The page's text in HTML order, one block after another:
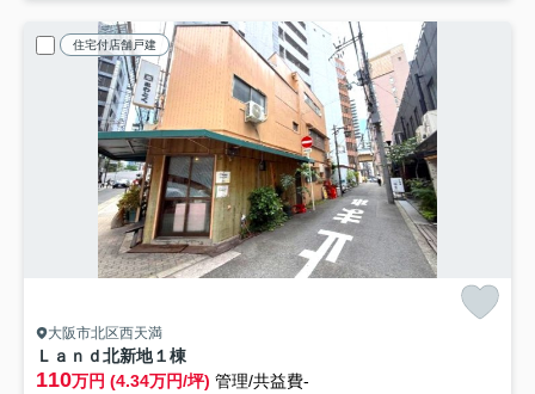
住宅付店舗戸建
大阪市北区西天満
Ｌａｎｄ北新地１棟
110万円 (4.34万円/坪) 管理/共益費-